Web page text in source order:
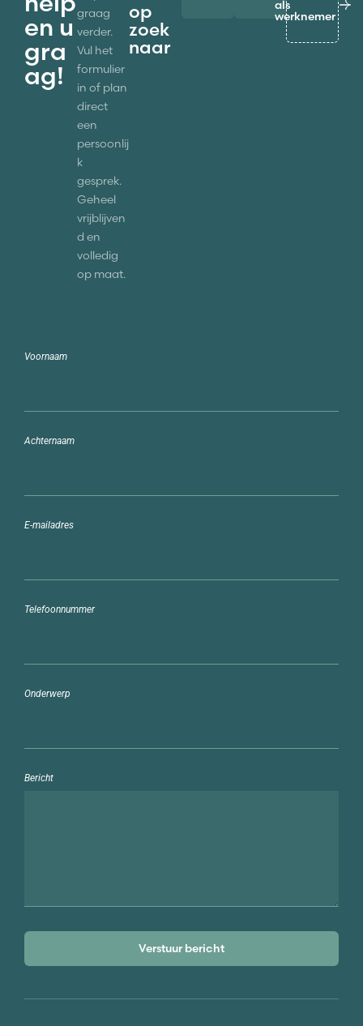
en u
gra
ag!
graag
verder.
Vul het
formulier
in of plan
direct
een
persoonlij
k
gesprek.
Geheel
vrijblijven
d en
volledig
op maat.
op
zoek
naar
als
werknemer
Voornaam
Achternaam
E-mailadres
Telefoonnummer
Onderwerp
Bericht
Verstuur bericht